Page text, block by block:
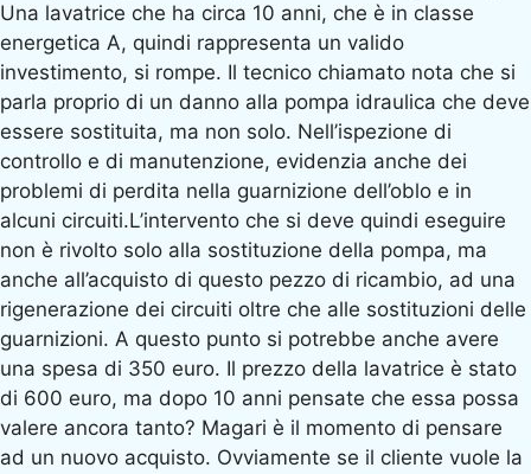
Una lavatrice che ha circa 10 anni, che è in classe
energetica A, quindi rappresenta un valido
investimento, si rompe. Il tecnico chiamato nota che si
parla proprio di un danno alla pompa idraulica che deve
essere sostituita, ma non solo. Nell’ispezione di
controllo e di manutenzione, evidenzia anche dei
problemi di perdita nella guarnizione dell’oblo e in
alcuni circuiti.L’intervento che si deve quindi eseguire
non è rivolto solo alla sostituzione della pompa, ma
anche all’acquisto di questo pezzo di ricambio, ad una
rigenerazione dei circuiti oltre che alle sostituzioni delle
guarnizioni. A questo punto si potrebbe anche avere
una spesa di 350 euro. Il prezzo della lavatrice è stato
di 600 euro, ma dopo 10 anni pensate che essa possa
valere ancora tanto? Magari è il momento di pensare
ad un nuovo acquisto. Ovviamente se il cliente vuole la